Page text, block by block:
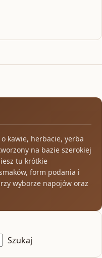
kawie, herbacie, yerba
na bazie szerokiej
tu krótkie
form podania i
wyborze napojów oraz
Szukaj